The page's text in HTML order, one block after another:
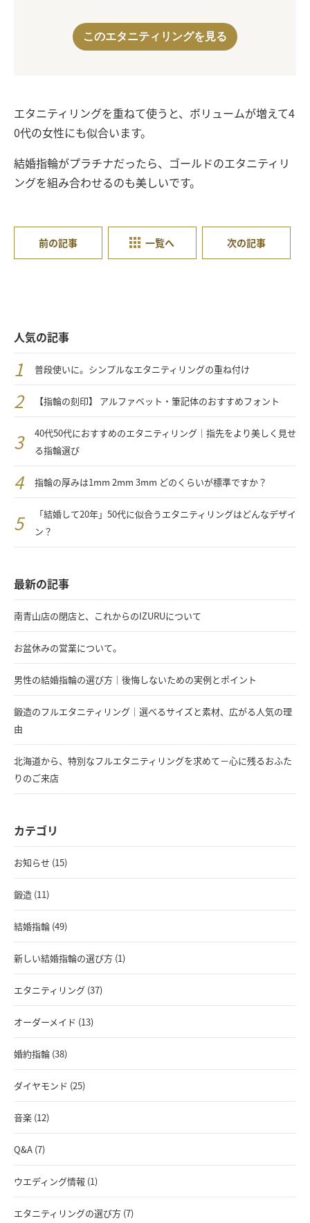
このエタニティリングを見る
エタニティリングを重ねて使うと、ボリュームが増えて4
0代の女性にも似合います。
結婚指輪がプラチナだったら、ゴールドのエタニティリ
ングを組み合わせるのも美しいです。
前の記事 一覧へ 次の記事
人気の記事
普段使いに。シンプルなエタニティリングの重ね付け
【指輪の刻印】 アルファベット・筆記体のおすすめフォント
40代50代におすすめのエタニティリング｜指先をより美しく見せ
る指輪選び
指輪の厚みは1mm 2mm 3mm どのくらいが標準ですか？
「結婚して20年」50代に似合うエタニティリングはどんなデザイ
ン？
最新の記事
南青山店の閉店と、これからのIZURUについて
お盆休みの営業について。
男性の結婚指輪の選び方｜後悔しないための実例とポイント
鍛造のフルエタニティリング｜選べるサイズと素材、広がる人気の理
由
北海道から、特別なフルエタニティリングを求めて－心に残るおふた
りのご来店
カテゴリ
お知らせ (15)
鍛造 (11)
結婚指輪 (49)
新しい結婚指輪の選び方 (1)
エタニティリング (37)
オーダーメイド (13)
婚約指輪 (38)
ダイヤモンド (25)
音楽 (12)
Q&A (7)
ウエディング情報 (1)
エタニティリングの選び方 (7)